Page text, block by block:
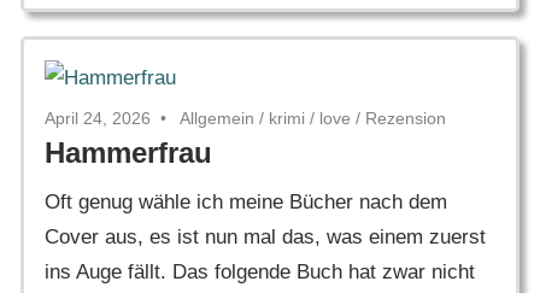
April 24, 2026 Allgemein / krimi / love / Rezension
Hammerfrau
Oft genug wähle ich meine Bücher nach dem
Cover aus, es ist nun mal das, was einem zuerst
ins Auge fällt. Das folgende Buch hat zwar nicht